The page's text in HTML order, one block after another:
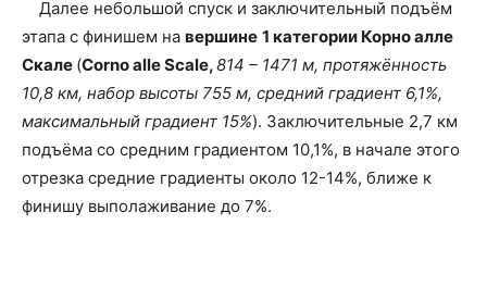
Далее небольшой спуск и заключительный подъём
этапа с финишем на вершине 1 категории Корно алле
Скале (Corno alle Scale,814 – 1471 м, протяжённость
10,8 км, набор высоты 755 м, средний градиент 6,1%,
максимальный градиент 15%). Заключительные 2,7 км
подъёма со средним градиентом 10,1%, в начале этого
отрезка средние градиенты около 12-14%, ближе к
финишу выполаживание до 7%.